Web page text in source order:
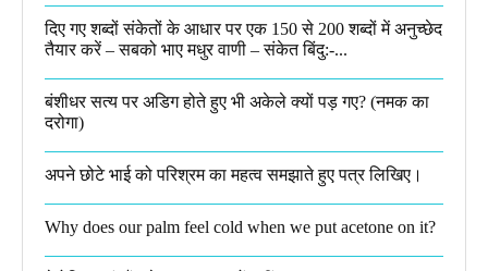
दिए गए शब्दों संकेतों के आधार पर एक 150 से 200 शब्दों में अनुच्छेद
तैयार करें – सबको भाए मधुर वाणी – संकेत बिंदु:-...
बंशीधर सत्य पर अडिग होते हुए भी अकेले क्यों पड़ गए? (नमक का
दरोगा)
अपने छोटे भाई को परिश्रम का महत्व समझाते हुए पत्र लिखिए।
Why does our palm feel cold when we put acetone on it?